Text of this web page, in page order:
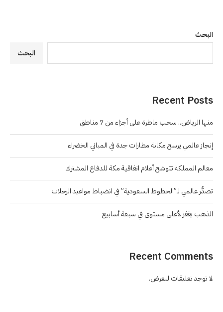
البحث
البحث
Recent Posts
منها الرياض.. سحب ماطرة على أجزاء من 7 مناطق
إنجاز عالمي يرسخ مكانة مطارات جدة في المباني الخضراء
معالم المملكة تتوشح أعلام اتفاقية مكة للدفاع المشترك
تصدُّر عالمي لـ”الخطوط السعودية” في انضباط مواعيد الرحلات
الذهب يقفز لأعلى مستوى في سبعة أسابيع
Recent Comments
لا توجد تعليقات للعرض.